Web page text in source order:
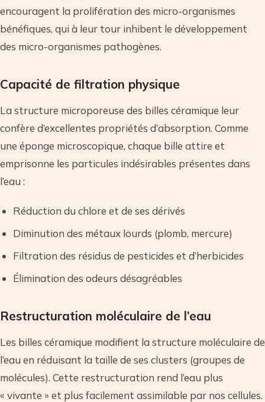
encouragent la prolifération des micro-organismes
bénéfiques, qui à leur tour inhibent le développement
des micro-organismes pathogènes.
Capacité de filtration physique
La structure microporeuse des billes céramique leur
confère d’excellentes propriétés d’absorption. Comme
une éponge microscopique, chaque bille attire et
emprisonne les particules indésirables présentes dans
l’eau :
Réduction du chlore et de ses dérivés
Diminution des métaux lourds (plomb, mercure)
Filtration des résidus de pesticides et d’herbicides
Élimination des odeurs désagréables
Restructuration moléculaire de l’eau
Les billes céramique modifient la structure moléculaire de
l’eau en réduisant la taille de ses clusters (groupes de
molécules). Cette restructuration rend l’eau plus
« vivante » et plus facilement assimilable par nos cellules.